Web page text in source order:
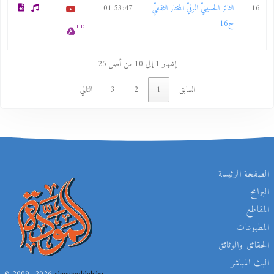
16
الثائر الحسينيّ الوفيّ المختار الثقفيّ
ح16
01:53:47
HD
إظهار 1 إلى 10 من أصل 25
السابق
2 التالي
الصفحة الرئيسة
البرامج
المقاطع
المطبوعات
الحقائق والوثائق
البث المباشر